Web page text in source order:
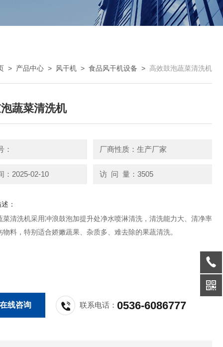
> 产品中心 > 风干机 > 食品风干机设备 > 高效鼓泡蔬菜清洗机
蔬菜清洗机
： 厂商性质：生产厂家
：2025-02-10 访 问 量：3505
：
菜清洗机采用冲浪鼓泡加提升处净水喷淋清洗，清洗能力大、清净率
物料，特别适合娇嫩蔬果、杂质多、难去除的果蔬清洗。
线咨询 联系电话：0536-6086777